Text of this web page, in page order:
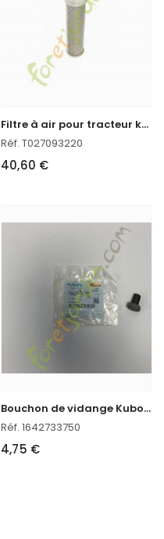
F
iltre à air pour tracteur kubota
Réf. T027093220
40,60 €
B
ouchon de vidange Kubota
Réf. 1642733750
4,75 €